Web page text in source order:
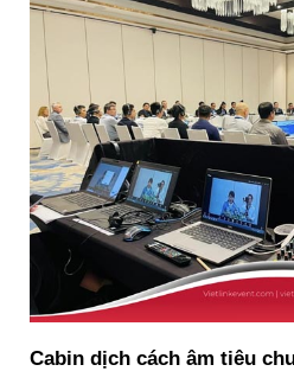
Cabin dịch cách âm tiêu